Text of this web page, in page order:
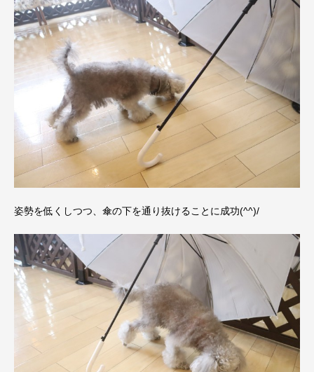
姿勢を低くしつつ、傘の下を通り抜けることに成功(^^)/